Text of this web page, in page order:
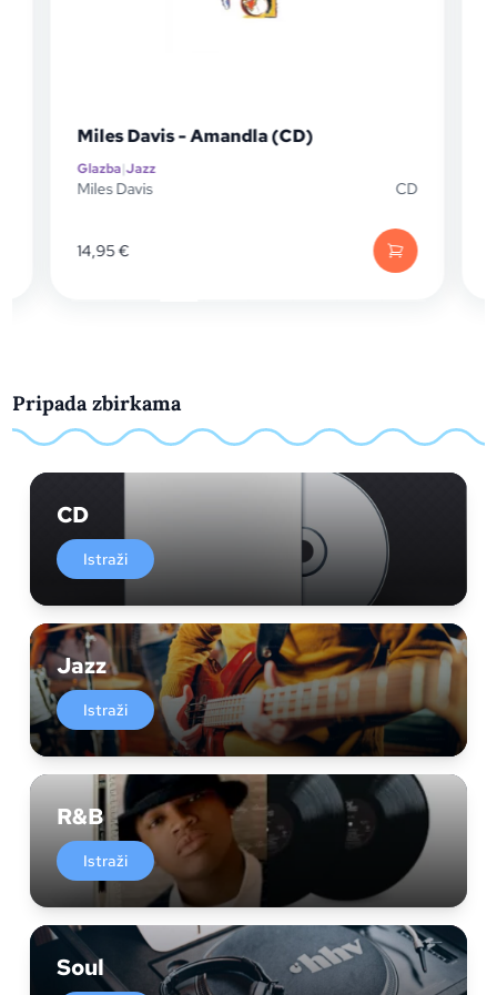
Miles Davis - Amandla (CD)
Glazba|Jazz
Miles Davis CD
14,95€
Pripada zbirkama
CD
Istraži
Jazz
Istraži
R&B
Istraži
Soul